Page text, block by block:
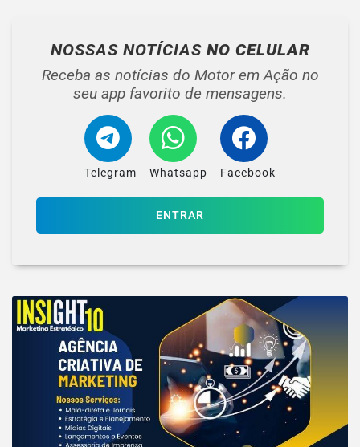
NOSSAS NOTÍCIAS NO CELULAR
Receba as notícias do Motor em Ação no
seu app favorito de mensagens.
Telegram Whatsapp Facebook
ENTRAR